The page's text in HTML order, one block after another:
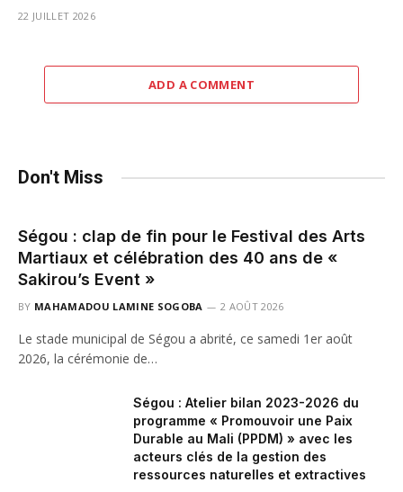
22 JUILLET 2026
ADD A COMMENT
Don't Miss
Ségou : clap de fin pour le Festival des Arts
Martiaux et célébration des 40 ans de «
Sakirou’s Event »
BY MAHAMADOU LAMINE SOGOBA 2 AOÛT 2026
Le stade municipal de Ségou a abrité, ce samedi 1er août
2026, la cérémonie de…
Ségou : Atelier bilan 2023-2026 du
programme « Promouvoir une Paix
Durable au Mali (PPDM) » avec les
acteurs clés de la gestion des
ressources naturelles et extractives